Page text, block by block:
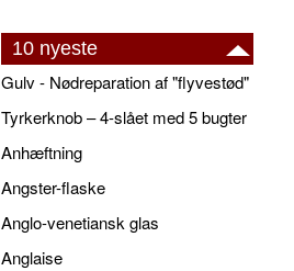
10 nyeste
Gulv - Nødreparation af "flyvestød"
Tyrkerknob – 4-slået med 5 bugter
Anhæftning
Angster-flaske
Anglo-venetiansk glas
Anglaise